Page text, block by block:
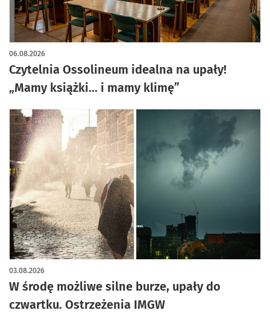
Czytelnia Ossolineum idealna na upały!
„Mamy książki... i mamy klimę”
06.08.2026
W środę możliwe silne burze, upały do
czwartku. Ostrzeżenia IMGW
03.08.2026